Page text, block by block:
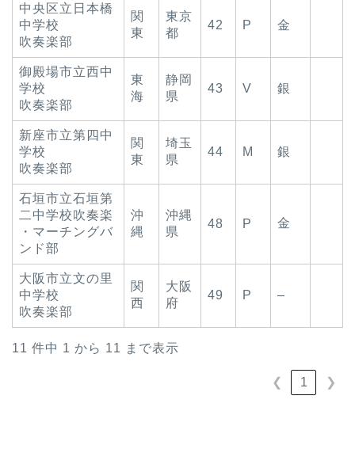
中央区立日本橋
中学校
吹奏楽部
関
東
東京
都
42 P 金
御殿場市立西中
学校
吹奏楽部
東
海
静岡
県
43 V 銀
新座市立第四中
学校
吹奏楽部
関
東
埼玉
県
44 M 銀
石垣市立石垣第
二中学校吹奏楽
・マーチングバ
ンド部
沖
縄
沖縄
県
48 P 金
大阪市立文の里
中学校
吹奏楽部
関
西
大阪
府
49 P –
11 件中 1 から 11 まで表示
❮ 1 ❯